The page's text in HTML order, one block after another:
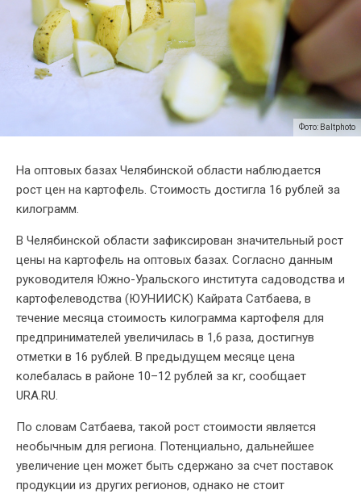
Фото: Baltphoto
На оптовых базах Челябинской области наблюдается
рост цен на картофель. Стоимость достигла 16 рублей за
килограмм.
В Челябинской области зафиксирован значительный рост
цены на картофель на оптовых базах. Согласно данным
руководителя Южно-Уральского института садоводства и
картофелеводства (ЮУНИИСК) Кайрата Сатбаева, в
течение месяца стоимость килограмма картофеля для
предпринимателей увеличилась в 1,6 раза, достигнув
отметки в 16 рублей. В предыдущем месяце цена
колебалась в районе 10–12 рублей за кг, сообщает
URA.RU.
По словам Сатбаева, такой рост стоимости является
необычным для региона. Потенциально, дальнейшее
увеличение цен может быть сдержано за счет поставок
продукции из других регионов, однако не стоит